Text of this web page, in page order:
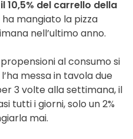
10,5% del carrello della
ha mangiato la pizza
nell’ultimo anno.
al consumo si
messa in tavola due
3 volte alla settimana, il
tutti i giorni, solo un 2%
mai.